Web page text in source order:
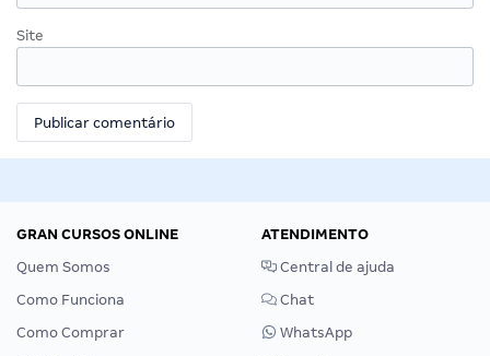
Site
GRAN CURSOS ONLINE
Quem Somos
Como Funciona
Como Comprar
ATENDIMENTO
Central de ajuda
Chat
WhatsApp